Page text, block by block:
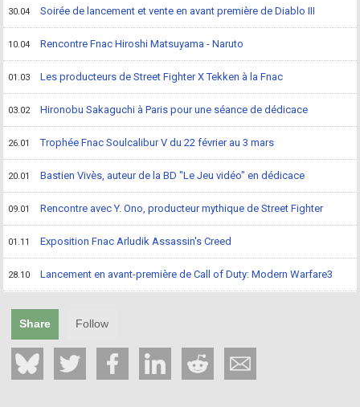
30.04 Soirée de lancement et vente en avant première de Diablo III
10.04 Rencontre Fnac Hiroshi Matsuyama - Naruto
01.03 Les producteurs de Street Fighter X Tekken à la Fnac
03.02 Hironobu Sakaguchi à Paris pour une séance de dédicace
26.01 Trophée Fnac Soulcalibur V du 22 février au 3 mars
20.01 Bastien Vivès, auteur de la BD "Le Jeu vidéo" en dédicace
09.01 Rencontre avec Y. Ono, producteur mythique de Street Fighter
01.11 Exposition Fnac Arludik Assassin's Creed
28.10 Lancement en avant-première de Call of Duty: Modern Warfare3
Share Follow